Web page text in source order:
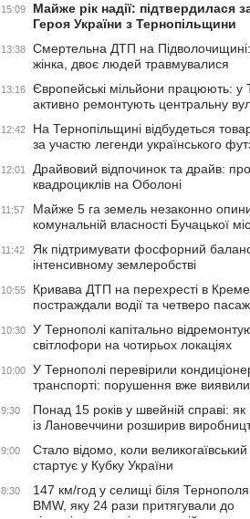
15:09
Майже рік надії: підтвердилася
Героя України з Тернопільщини
13:38
Смертельна ДТП на Підволочищині:
жінка, двоє людей травмувалися
13:16
Європейські мільйони працюють: у
активно ремонтують центральну
12:42
На Тернопільщині відбудеться
за участю легенди українського
12:01
Драйвовий відпочинок та драйв:
квадроциклів на Оболоні
11:57
Майже 5 га земель незаконно
комунальній власності Бучацької
11:42
Як підтримувати фосфорний
інтенсивному землеробстві
10:55
Кривава ДТП на перехресті в
постраждали водії та четверо
10:30
У Тернополі капітально
світлофори на чотирьох локаціях
10:00
У Тернополі перевірили
транспорті: порушення вже виявили
9:30
Понад 15 років у швейній справі:
із Лановеччини розширив
9:00
Стало відомо, коли
стартує у Кубку України
8:30
147 км/год у селищі біля
BMW, яку 24 рази притягували до